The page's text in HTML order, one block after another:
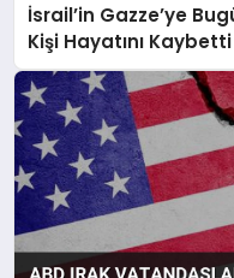
İsrail’in Gazze’ye
Kişi Hayatını Kaybetti